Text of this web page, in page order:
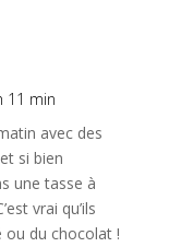
11 min
avec des
si bien
une tasse à
vrai qu’ils
ou du chocolat !